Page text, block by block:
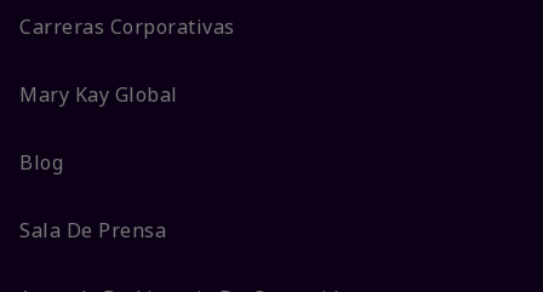
Carreras Corporativas
Mary Kay Global
Blog
Sala De Prensa